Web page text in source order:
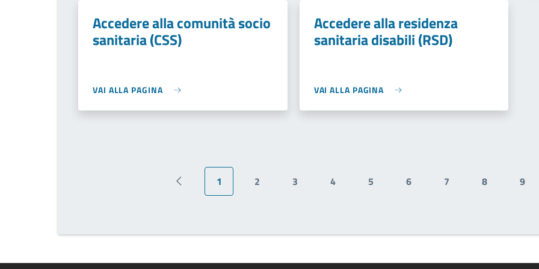
Accedere alla comunità socio
sanitaria (CSS)
VAI ALLA PAGINA
Accedere alla residenza
sanitaria disabili (RSD)
VAI ALLA PAGINA
Pagina precedente
Pagina attuale
1
Pagina
2
Pagina
3
Pagina
4
Pagina
5
Pagina
6
Pagina
7
Pagina
8 9